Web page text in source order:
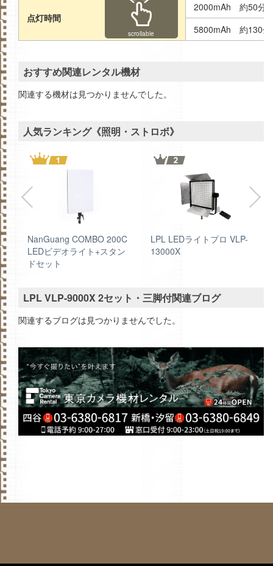
点灯時間
2000mAh 約50分
5800mAh 約130分
scrollable
おすすめ関連レンタル機材
関連する機材は見つかりませんでした。
人気ランキング《照明・ストロボ》
NanGuang COMBO 200C
LEDビデオライト+スタン
ドセット
LPL LEDライトプロ VLP-
13000X
LPL VLP-9000X 2セット・三脚付関連ブログ
関連するブログは見つかりませんでした。